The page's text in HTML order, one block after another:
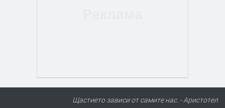
Щастието зависи от самите нас. - Аристотел